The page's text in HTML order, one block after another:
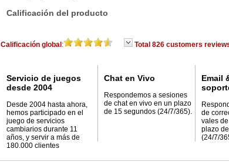
Calificación del producto
Calificación global: Total 826 customers
Servicio de juegos
desde 2004
Desde 2004 hasta ahora,
hemos participado en el
juego de servicios
cambiarios durante 11
años, y servir a más de
180.000 clientes
Chat en Vivo
Respondemos a sesiones
de chat en vivo en un plazo
de 15 segundos (24/7/365).
Email
de
vales
plazo
(24/7/